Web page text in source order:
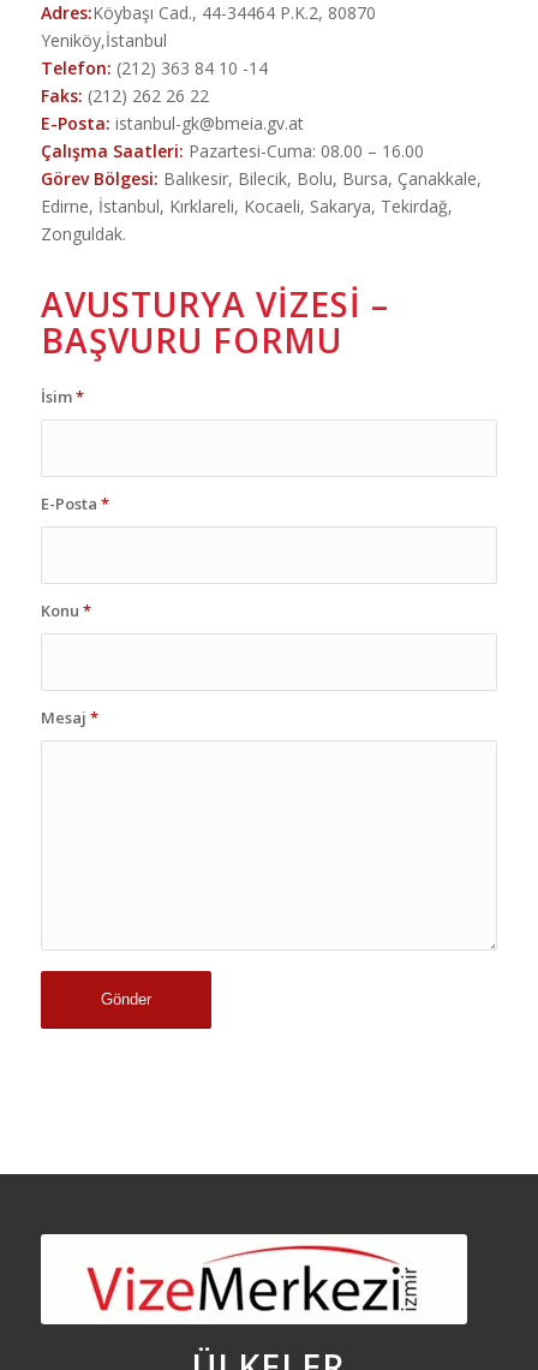
Adres:Köybaşı Cad., 44-34464 P.K.2, 80870
Yeniköy,İstanbul
Telefon: (212) 363 84 10 -14
Faks: (212) 262 26 22
E-Posta: istanbul-gk@bmeia.gv.at
Çalışma Saatleri: Pazartesi-Cuma: 08.00 – 16.00
Görev Bölgesi: Balıkesir, Bilecik, Bolu, Bursa, Çanakkale,
Edirne, İstanbul, Kırklareli, Kocaeli, Sakarya, Tekirdağ,
Zonguldak.
AVUSTURYA VIZESI –
BAŞVURU FORMU
İsim*
E-Posta *
Konu *
Mesaj *